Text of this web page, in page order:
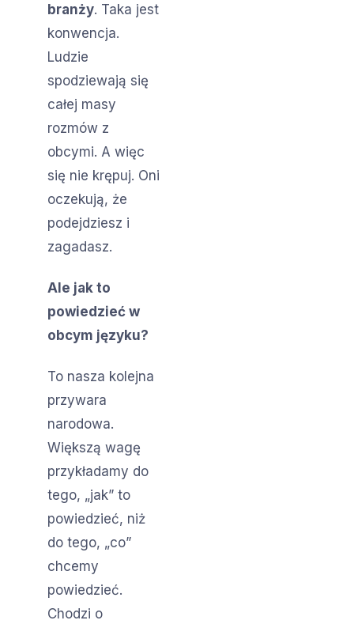
branży. Taka jest
konwencja.
Ludzie
spodziewają się
całej masy
rozmów z
obcymi. A więc
się nie krępuj. Oni
oczekują, że
podejdziesz i
zagadasz.
Ale jak to
powiedzieć w
obcym języku?
To nasza kolejna
przywara
narodowa.
Większą wagę
przykładamy do
tego, „jak” to
powiedzieć, niż
do tego, „co”
chcemy
powiedzieć.
Chodzi o